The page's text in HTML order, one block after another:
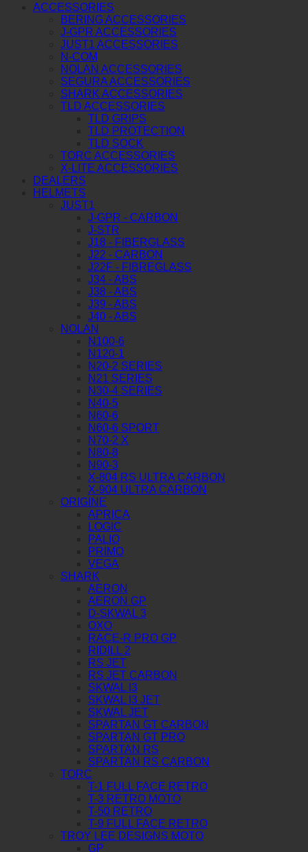
ACCESSORIES
BERING ACCESSORIES
J-GPR ACCESSORIES
JUST1 ACCESSORIES
N-COM
NOLAN ACCESSORIES
SEGURA ACCESSORIES
SHARK ACCESSORIES
TLD ACCESSORIES
TLD GRIPS
TLD PROTECTION
TLD SOCK
TORC ACCESSORIES
X-LITE ACCESSORIES
DEALERS
HELMETS
JUST1
J-GPR - CARBON
J-STR
J18 - FIBERGLASS
J22 - CARBON
J22F - FIBREGLASS
J34 - ABS
J38 - ABS
J39 - ABS
J40 - ABS
NOLAN
N100-6
N120-1
N20-2 SERIES
N21 SERIES
N30-4 SERIES
N40-5
N60-6
N60-6 SPORT
N70-2 X
N80-8
N90-3
X-804 RS ULTRA CARBON
X-904 ULTRA CARBON
ORIGINE
APRICA
LOGIC
PALIO
PRIMO
VEGA
SHARK
AERON
AERON GP
D-SKWAL 3
OXO
RACE-R PRO GP
RIDILL 2
RS JET
RS JET CARBON
SKWAL I3
SKWAL I3 JET
SKWAL JET
SPARTAN GT CARBON
SPARTAN GT PRO
SPARTAN RS
SPARTAN RS CARBON
TORC
T-1 FULL FACE RETRO
T-3 RETRO MOTO
T-50 RETRO
T-9 FULL FACE RETRO
TROY LEE DESIGNS MOTO
GP